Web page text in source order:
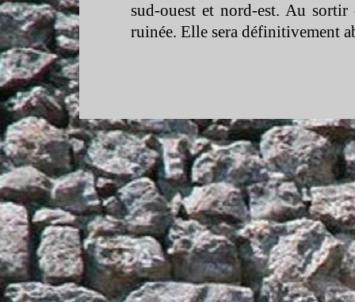
sud-ouest et nord-est. Au sortir
ruinée. Elle sera définitivement